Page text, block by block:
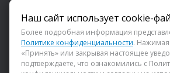
+7 (843) 222
Наш сайт использует cookie-
Более подробная информация
Политике конфиденциальности. Нажимая
«Принять» или закрывая настоящее
подтверждаете, что ознакомились с